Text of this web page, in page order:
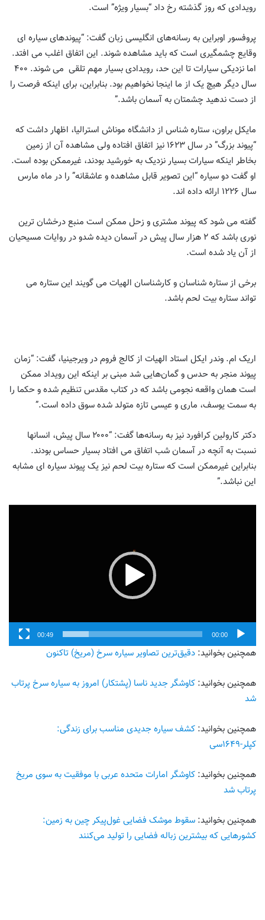
رویدادی که روز گذشته رخ داد “بسیار ویژه” است.
پروفسور اوبراین به رسانه‌های انگلیسی زبان گفت: “پیوندهای سیاره ای
وقایع چشمگیری است که باید مشاهده شوند. این اتفاق اغلب می افتد.
اما نزدیکی سیارات تا این حد، رویدادی بسیار مهم تلقی می شوند. ۴۰۰
سال دیگر هیچ یک از ما اینجا نخواهیم بود. بنابراین، برای اینکه فرصت را
از دست ندهید چشمتان به آسمان باشد.”
مایکل براون، ستاره شناس از دانشگاه موناش استرالیا، اظهار داشت که
“پیوند بزرگ” در سال ۱۶۲۳ نیز اتفاق افتاده ولی مشاهده آن از زمین
بخاطر اینکه سیارات بسیار نزدیک به خورشید بودند، غیرممکن بوده است.
او گفت دو سیاره “این تصویر قابل مشاهده و عاشقانه” را در ماه مارس
سال ۱۲۲۶ ارائه داده اند.
گفته می شود که پیوند مشتری و زحل ممکن است منبع درخشان ترین
نوری باشد که ۲ هزار سال پیش در آسمان دیده شدو در روایات مسیحیان
از آن یاد شده است.
برخی از ستاره شناسان و کارشناسان الهیات می گویند این ستاره می
تواند ستاره بیت لحم باشد.
اریک ام. وندر ایکل استاد الهیات از کالج فروم در ویرجینیا، گفت: “زمان
پیوند منجر به حدس و گمان‌هایی شد مبنی بر اینکه این رویداد ممکن
است همان واقعه نجومی باشد که در کتاب مقدس تنظیم شده و حکما را
به سمت یوسف، ماری و عیسی تازه متولد شده سوق داده است.”
دکتر کارولین کرافورد نیز به رسانه‌ها گفت: “۲۰۰۰ سال پیش، انسانها
نسبت به آنچه در آسمان شب اتفاق می افتاد بسیار حساس بودند.
بنابراین غیرممکن است که ستاره بیت لحم نیز یک پیوند سیاره ای مشابه
این نباشد.”
00:00
00:49
همچنین بخوانید: دقیق‌ترین تصاویر سیاره سرخ (مریخ) تاکنون
همچنین بخوانید: کاوشگر جدید ناسا (پشتکار) امروز به سیاره سرخ پرتاب
شد
همچنین بخوانید: کشف سیاره جدیدی مناسب برای زندگی:
کپلر-۱۶۴۹سی
همچنین بخوانید: کاوشگر امارات متحده عربی با موفقیت به سوی مریخ
پرتاب شد
همچنین بخوانید: سقوط موشک فضایی غول‌پیکر چین به زمین:
کشورهایی که بیشترین زباله‌ فضایی را تولید می‌کنند